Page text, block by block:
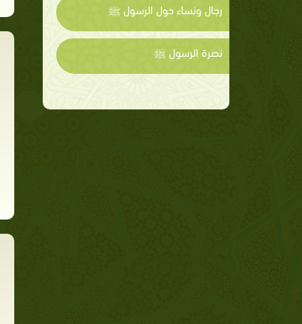
رجال ونساء حول الرسول ﷺ
نصرة الرسول ﷺ